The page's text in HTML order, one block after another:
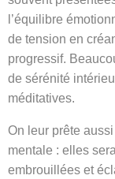
l’équilibre
de tension en
progressif.
de sérénité
méditatives.
On leur prête
mentale : elles
embrouillées et